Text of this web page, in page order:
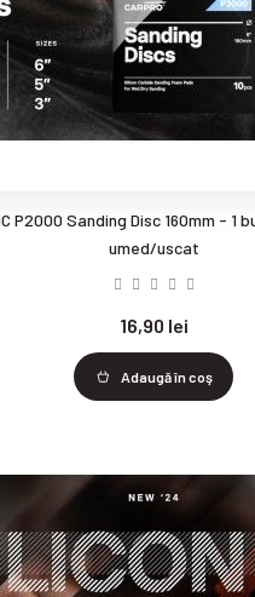
P2000 Sanding Disc 160mm - 1
umed/uscat
16,90 lei
Adaugă în coş